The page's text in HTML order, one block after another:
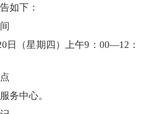
告如下：
日（星期四）上午9：00—12：
务中心。